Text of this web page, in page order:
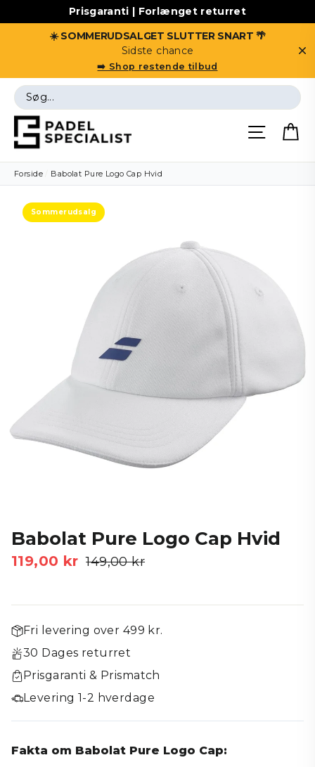
Prisgaranti | Forlænget returret
☀️ SOMMERUDSALGET SLUTTER SNART 🌴
Sidste chance
➡️ Shop restende tilbud
Vis
indhold
Side
Forside Babolat Pure Logo Cap Hvid
Sommerudsalg
Babolat Pure Logo Cap Hvid
119,00 kr Vejl.
149,00 kr
Fri levering over 499 kr.
30 Dages returret
Prisgaranti & Prismatch
Levering 1-2 hverdage
Fakta om Babolat Pure Logo Cap: